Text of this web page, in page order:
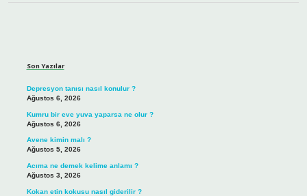
Son Yazılar
Depresyon tanısı nasıl konulur ?
Ağustos 6, 2026
Kumru bir eve yuva yaparsa ne olur ?
Ağustos 6, 2026
Avene kimin malı ?
Ağustos 5, 2026
Acıma ne demek kelime anlamı ?
Ağustos 3, 2026
Kokan etin kokusu nasıl giderilir ?